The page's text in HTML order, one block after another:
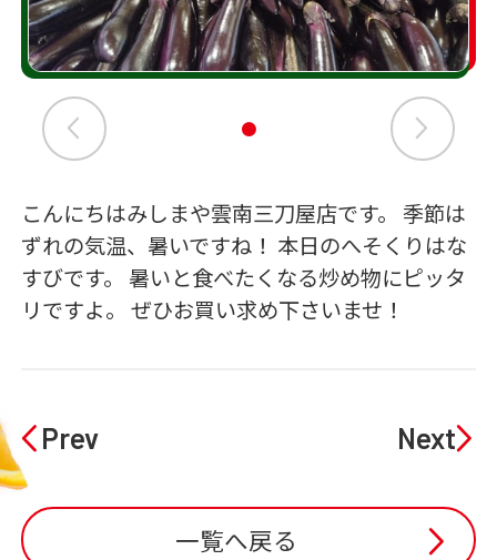
こんにちはみしまや雲南三刀屋店です。 季節は
ずれの気温、暑いですね！ 本日のへそくりはな
すびです。 暑いと食べたくなる炒め物にピッタ
リですよ。 ぜひお買い求め下さいませ！
Prev Next
一覧へ戻る